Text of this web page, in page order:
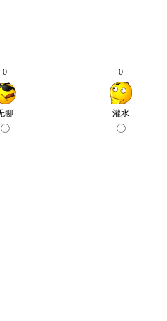
0
聊
0
灌水